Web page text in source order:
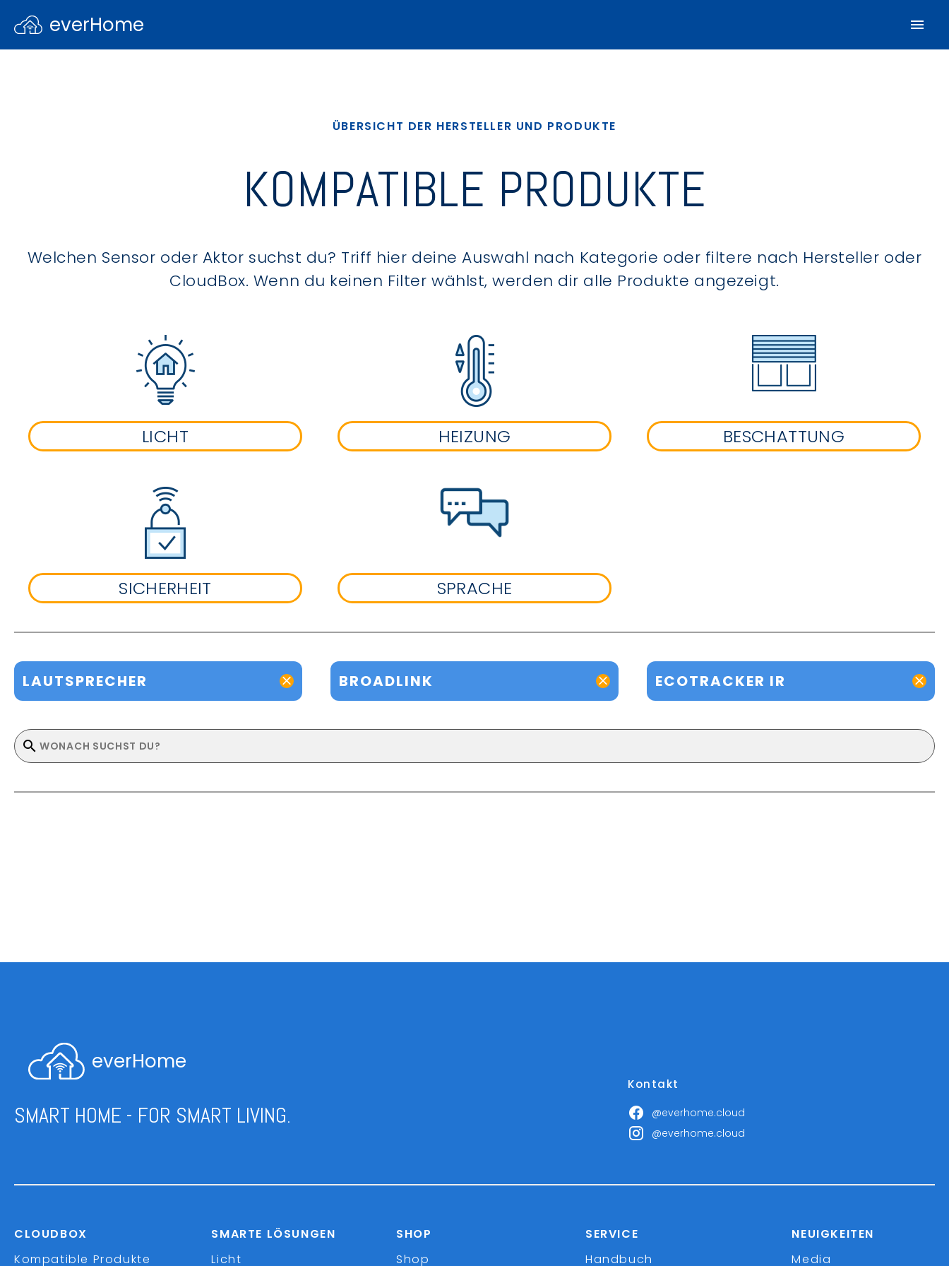
everHome
ÜBERSICHT DER HERSTELLER UND PRODUKTE
KOMPATIBLE PRODUKTE
Welchen Sensor oder Aktor suchst du? Triff hier deine Auswahl nach Kategorie oder filtere nach Hersteller oder
CloudBox. Wenn du keinen Filter wählst, werden dir alle Produkte angezeigt.
LICHT HEIZUNG BESCHATTUNG
SICHERHEIT SPRACHE
LAUTSPRECHER BROADLINK ECOTRACKER IR
everHome
SMART HOME - FOR SMART LIVING.
Kontakt
@everhome.cloud
@everhome.cloud
CLOUDBOX
Kompatible Produkte
SMARTE LÖSUNGEN
Licht
SHOP
Shop
SERVICE
Handbuch
NEUIGKEITEN
Media